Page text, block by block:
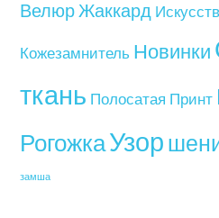
Велюр Жаккард
Кожезамнитель Новинки
ткань Полосатая Принт
РогожкаУзор
замша